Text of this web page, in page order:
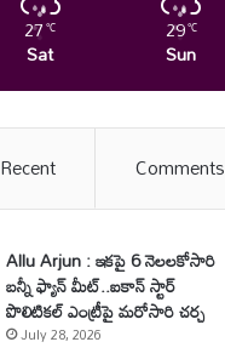
27℃
Sat
29℃
Sun
Recent Comments
Allu Arjun : ఇకపై 6 నెలలకోసారి
బన్నీ ఫ్యాన్ మీట్..ఐకాన్ స్టార్
పొలిటికల్ ఎంట్రీపై మరోసారి చర్చ
July 28, 2026